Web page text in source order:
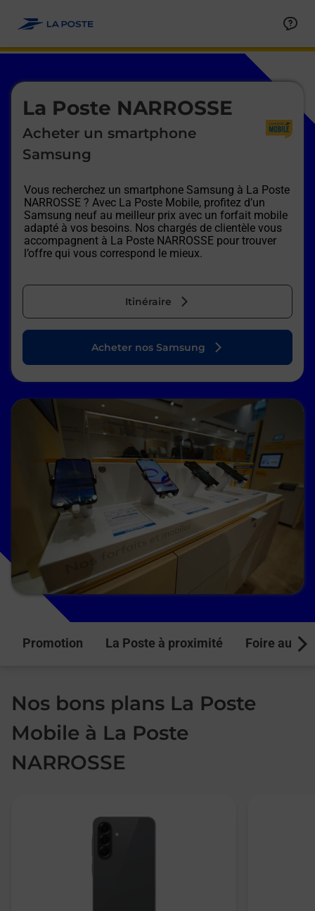
La Poste NARROSSE
Acheter un smartphone
Samsung
Vous recherchez un smartphone Samsung à La Poste
NARROSSE ? Avec La Poste Mobile, profitez d’un
Samsung neuf au meilleur prix avec un forfait mobile
adapté à vos besoins. Nos chargés de clientèle vous
accompagnent à La Poste NARROSSE pour trouver
l’offre qui vous correspond le mieux.
Itinéraire
Le lien s'ouvre dans un nouvel onglet
Acheter nos Samsung
Promotion La Poste à proximité Foire aux
Nos bons plans La Poste
Mobile à La Poste
NARROSSE